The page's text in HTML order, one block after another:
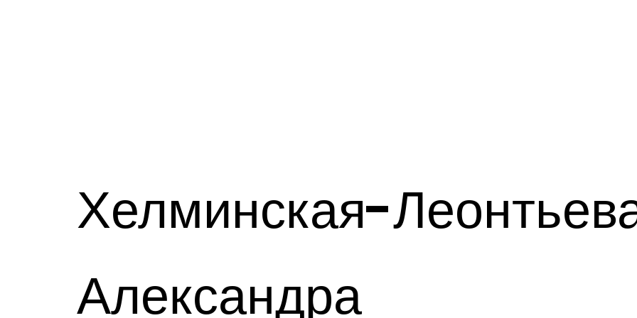
Хелминская-
Александра